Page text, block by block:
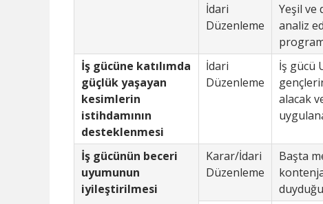
İdari
Düzenleme
Yeşil ve
analiz
İş gücüne katılımda
güçlük yaşayan
kesimlerin
istihdamının
desteklenmesi
İdari
Düzenleme
İş gücü
alacak
İş gücünün beceri
uyumunun
iyileştirilmesi
Karar/İdari
Düzenleme
Başta